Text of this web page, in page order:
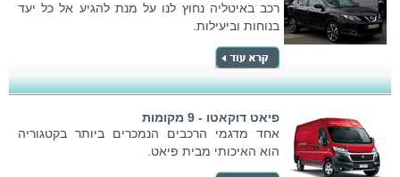
רכב באיטליה נחוץ לנו על מנת להגיע אל כל יעד
בנוחות וביעילות.
פיאט דוקאטו - 9 מקומות
אחד מדגמי הרכבים הנמכרים ביותר בקטגוריה
הוא האיכותי מבית פיאט.